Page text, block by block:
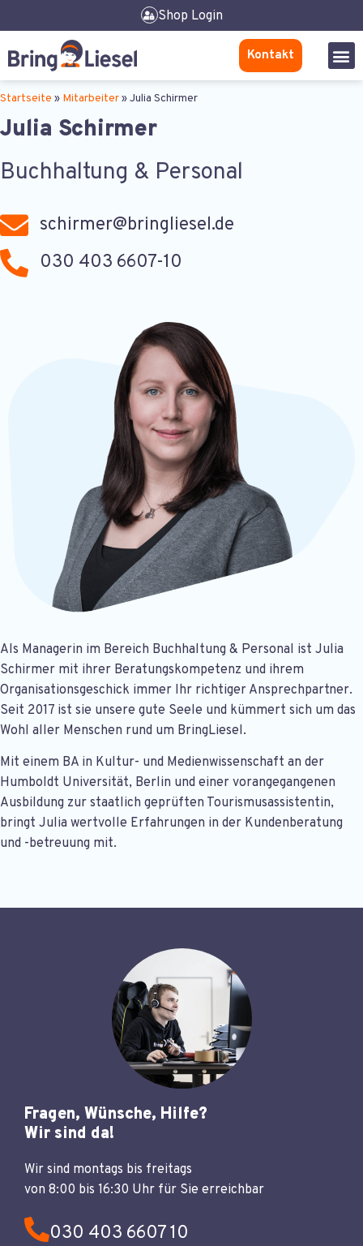
Shop Login
Kontakt
Startseite » Mitarbeiter»Julia Schirmer
Julia Schirmer
Buchhaltung & Personal
schirmer@bringliesel.de
030 403 6607-10
Als Managerin im Bereich Buchhaltung & Personal ist Julia
Schirmer mit ihrer Beratungskompetenz und ihrem
Organisationsgeschick immer Ihr richtiger Ansprechpartner.
Seit 2017 ist sie unsere gute Seele und kümmert sich um das
Wohl aller Menschen rund um BringLiesel.
Mit einem BA in Kultur- und Medienwissenschaft an der
Humboldt Universität, Berlin und einer vorangegangenen
Ausbildung zur staatlich geprüften Tourismusassistentin,
bringt Julia wertvolle Erfahrungen in der Kundenberatung
und -betreuung mit.
Fragen, Wünsche, Hilfe?
Wir sind da!
Wir sind montags bis freitags
von 8:00 bis 16:30 Uhr für Sie erreichbar
030 403 6607 10